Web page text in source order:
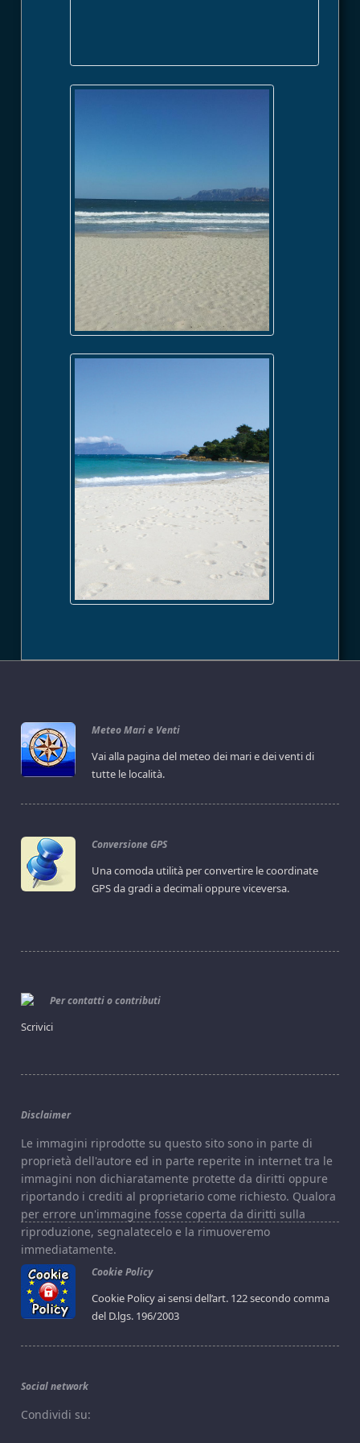
Meteo Mari e Venti
Vai alla pagina del meteo dei mari e dei venti di
tutte le località.
Conversione GPS
Una comoda utilità per convertire le coordinate
GPS da gradi a decimali oppure viceversa.
Per contatti o contributi
Scrivici
Disclaimer
Le immagini riprodotte su questo sito sono in parte di
proprietà dell'autore ed in parte reperite in internet tra le
immagini non dichiaratamente protette da diritti oppure
riportando i crediti al proprietario come richiesto. Qualora
per errore un'immagine fosse coperta da diritti sulla
riproduzione, segnalatecelo e la rimuoveremo
immediatamente.
Cookie Policy
Cookie Policy ai sensi dell’art. 122 secondo comma
del D.lgs. 196/2003
Social network
Condividi su: